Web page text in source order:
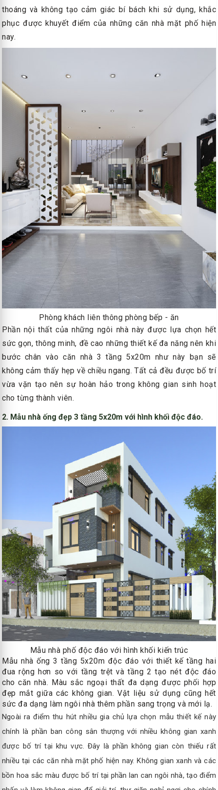
thoáng và không tạo cảm giác bí bách khi sử dụng, khắc
phục được khuyết điểm của những căn nhà mặt phố hiện
nay.
Phòng khách liên thông phòng bếp - ăn
Phần nội thất của những ngôi nhà này được lựa chọn hết
sức gọn, thông minh, đề cao những thiết kế đa năng nên khi
bước chân vào căn nhà 3 tầng 5x20m như này bạn sẽ
không cảm thấy hẹp về chiều ngang. Tất cả đều được bố trí
vừa vặn tạo nên sự hoàn hảo trong không gian sinh hoạt
cho từng thành viên.
2. Mẫu nhà ống đẹp 3 tầng 5x20m với hình khối độc đáo.
Mẫu nhà phố độc đáo với hình khối kiến trúc
Mẫu nhà ống 3 tầng 5x20m độc đáo với thiết kế tầng hai
đua rộng hơn so với tầng trệt và tầng 2 tạo nét độc đáo
cho căn nhà. Màu sắc ngoại thất đa dạng được phối hợp
đẹp mắt giữa các không gian. Vật liệu sử dụng cũng hết
sức đa dạng làm ngôi nhà thêm phần sang trọng và mới lạ.
Ngoài ra điểm thu hút nhiều gia chủ lựa chọn mẫu thiết kế này
chính là phần ban công sân thượng với nhiều không gian xanh
được bố trí tại khu vực. Đây là phần không gian còn thiếu rất
nhiều tại các căn nhà mặt phố hiện nay. Không gian xanh và các
bồn hoa sắc màu được bố trí tại phần lan can ngôi nhà, tạo điểm